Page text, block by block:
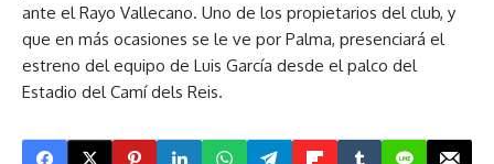
ante el Rayo Vallecano. Uno de los propietarios del club, y
que en más ocasiones se le ve por Palma, presenciará el
estreno del equipo de Luis García desde el palco del
Estadio del Camí dels Reis.